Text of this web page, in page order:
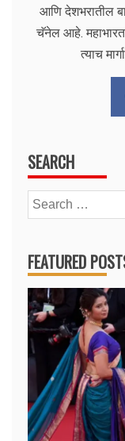
आणि देशभरातील
चॅनेल आहे.
त्याच
SEARCH
Search
for:
FEATURED